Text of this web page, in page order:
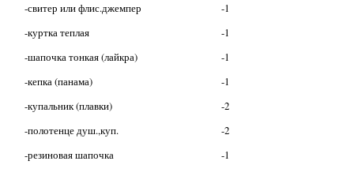
-свитер или флис.джемпер
-куртка теплая
-шапочка тонкая (лайкра)
-кепка (панама)
-купальник (плавки)
-полотенце душ.,куп.
-резиновая шапочка
-1
-1
-1
-1
-2
-2
-1